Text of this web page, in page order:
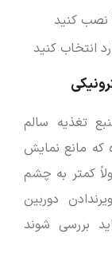
نصب کنید
انتخاب کنید
تغذیه سالم
که مانع نمایش
کمتر به چشم
دوربین
بررسی شوند